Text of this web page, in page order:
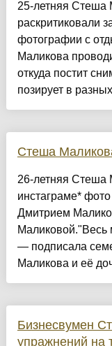
25-летняя Стеша
раскритиковали
фотографии с
Маликова
откуда постит
позирует в
Стеша
26-летняя Стеша
инстаграме*
Дмитрием
Маликовой."Весь
— подписала
Маликова и её
Бизнесвумен
упражнений на